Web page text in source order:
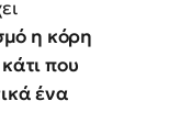
η κόρη
που
ένα